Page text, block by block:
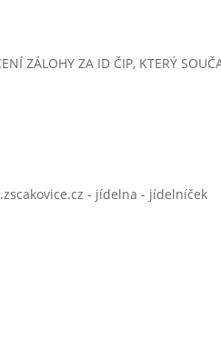
ZÁLOHY ZA ID ČIP, KTERÝ
- jídelna - jídelníček